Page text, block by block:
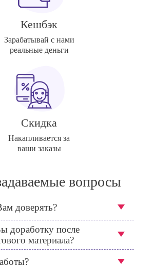
Кешбэк
Зарабатывай с нами
реальные деньги
Скидка
Накапливается за
ваши заказы
вопросы
доверять?
доработку после
материала?